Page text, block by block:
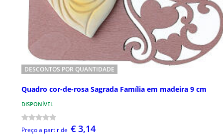
DESCONTOS POR QUANTIDADE
Quadro cor-de-rosa Sagrada Família em madeira 9 cm
DISPONÍVEL
Preço a partir de € 3,14